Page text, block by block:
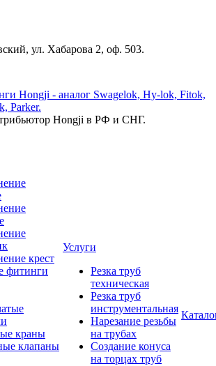
ул. Хабарова 2, оф. 503.
Hongji в РФ и СНГ.
крест
фитинги
краны
клапаны
Услуги
Резка труб
техническая
Резка труб
инструментальная
Нарезание резьбы
на трубах
Создание конуса
на торцах труб